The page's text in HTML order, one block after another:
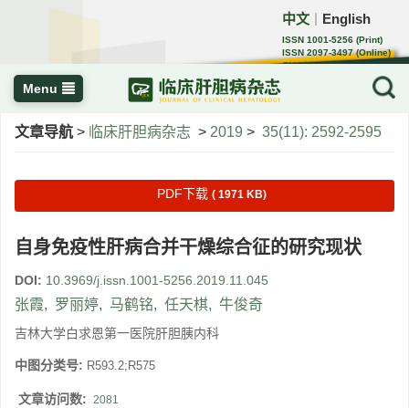
中文 English
ISSN 1001-5256 (Print)
ISSN 2097-3497 (Online)
CN 22-1108/R
Menu
文章导航 > 临床肝胆病杂志 > 2019 > 35(11): 2592-2595
PDF下载 ( 1971 KB)
自身免疫性肝病合并干燥综合征的研究现状
DOI: 10.3969/j.issn.1001-5256.2019.11.045
张霞, 罗丽婷, 马鹤铭, 任天棋, 牛俊奇
吉林大学白求恩第一医院肝胆胰内科
中图分类号: R593.2;R575
文章访问数: 2081